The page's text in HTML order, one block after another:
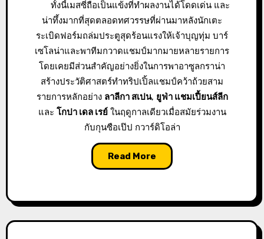
ทั้งนี้เมสซี่ถือเป็นแข้งที่ทำผลงานได้โดดเด่น และ
น่าทึ้งมากที่สุดตลอดทศวรรษที่ผ่านมาหลังนักเตะ
ระเบิดฟอร์มถล่มประตูสุดร้อนแรงให้เจ้าบุญทุ่ม บาร์
เซโลน่าและพาทีมกวาดแชมป์มากมายหลายรายการ
โดยเคยมีส่วนสำคัญอย่างยิ่งในการพาอาซูลกราน่า
สร้างประวัติศาสตร์ทำทริปเปิ้ลแชมป์คว้าถ้วยสาม
รายการหลักอย่าง ลาลีกา สเปน, ยูฟ่า แชมเปี้ยนส์ลีก
และ โกปา เดล เรย์ในฤดูกาลเดียวเมื่อสมัยร่วมงาน
กับกุนซือเป๊ป กวาร์ดิโอล่า
Read More